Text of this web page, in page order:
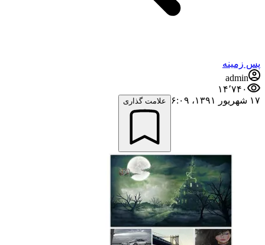
پس زمینه
admin
۱۴٬۷۴۰
۱۷ شهریور ۱۳۹۱،‏ ۶:۰۹
علامت گذاری